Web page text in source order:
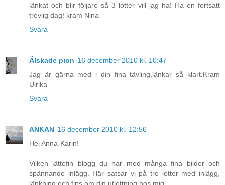
länkat och blir följare så 3 lotter vill jag ha! Ha en fortsatt
trevlig dag! kram Nina
Svara
Älskade pion 16 december 2010 kl. 10:47
Jag är gärna med i din fina tävling,länkar så klart.Kram
Ulrika
Svara
ANKAN 16 december 2010 kl. 12:56
Hej Anna-Karin!
Vilken jättefin blogg du har med många fina bilder och
spännande inlägg. Här satsar vi på tre lotter med inlägg,
länkning och tips om din utlottning hos mig.